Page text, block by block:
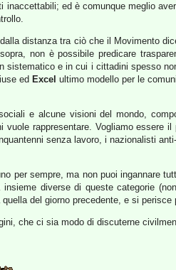
ed è comunque meglio
distanza tra ciò che il Movimento
non è possibile predicare
e in cui i cittadini spesso
ed Excel ultimo modello per le
e alcune visioni del mondo,
rappresentare. Vogliamo essere
senza lavoro, i nazionalisti
per sempre, ma non puoi ingannare
diverse di queste categorie
del giorno precedente, e si
che ci sia modo di discuterne